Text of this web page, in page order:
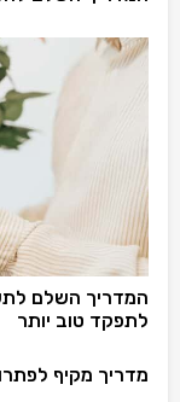
המדריך השלם
לתפקד טוב יותר
מדריך מקיף